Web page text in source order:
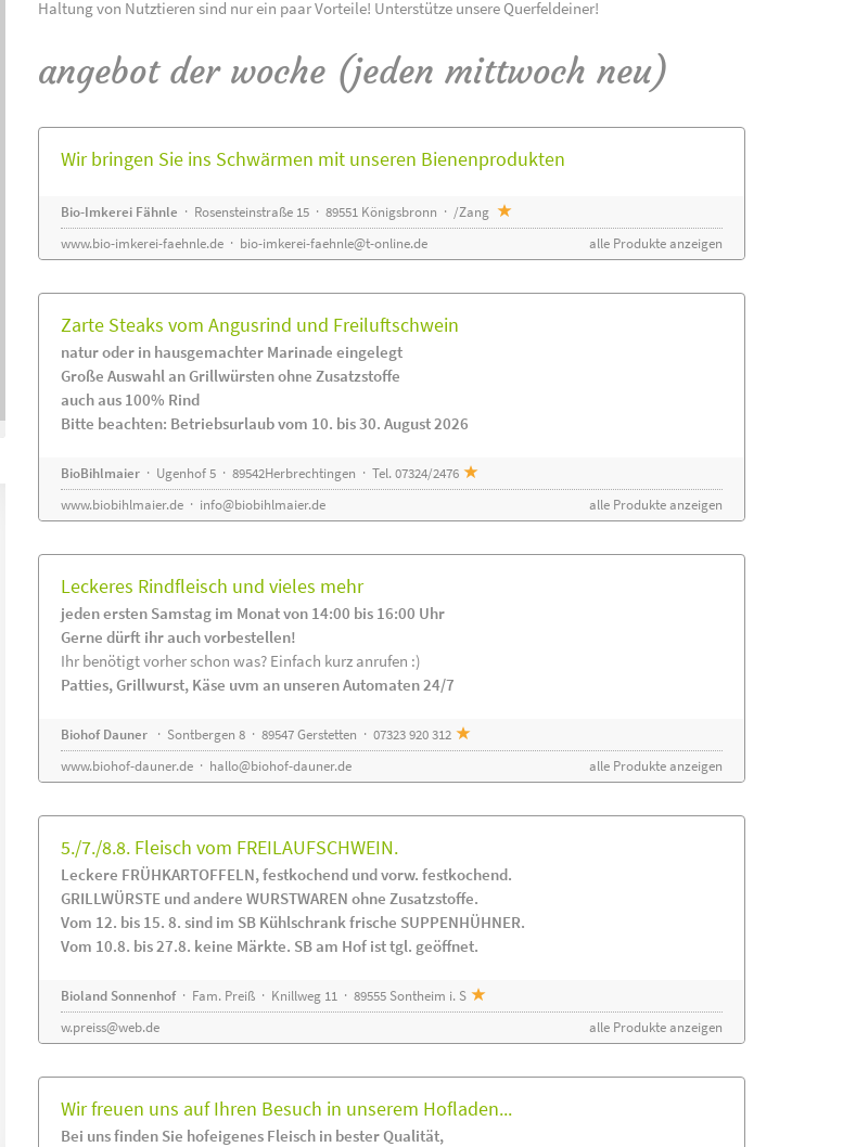
Haltung von Nutztieren sind nur ein paar Vorteile! Unterstütze unsere Querfeldeiner!
angebot der woche (jeden mittwoch neu)
Wir bringen Sie ins Schwärmen mit unseren Bienenprodukten
Bio-Imkerei Fähnle · Rosensteinstraße 15 · 89551 Königsbronn · /Zang
www.bio-imkerei-faehnle.de· bio-imkerei-faehnle@t-online.de alle Produkte anzeigen
Zarte Steaks vom Angusrind und Freiluftschwein
natur oder in hausgemachter Marinade eingelegt
Große Auswahl an Grillwürsten ohne Zusatzstoffe
auch aus 100% Rind
Bitte beachten: Betriebsurlaub vom 10. bis 30. August 2026
BioBihlmaier· Ugenhof 5 · 89542Herbrechtingen · Tel. 07324/2476
www.biobihlmaier.de· info@biobihlmaier.de alle Produkte anzeigen
Leckeres Rindfleisch und vieles mehr
jeden ersten Samstag im Monat von 14:00 bis 16:00 Uhr
Gerne dürft ihr auch vorbestellen!
Ihr benötigt vorher schon was? Einfach kurz anrufen :)
Patties, Grillwurst, Käse uvm an unseren Automaten 24/7
Biohof Dauner · Sontbergen 8 · 89547 Gerstetten · 07323 920 312
www.biohof-dauner.de· hallo@biohof-dauner.de alle Produkte anzeigen
5./7./8.8. Fleisch vom FREILAUFSCHWEIN.
Leckere FRÜHKARTOFFELN, festkochend und vorw. festkochend.
GRILLWÜRSTE und andere WURSTWAREN ohne Zusatzstoffe.
Vom 12. bis 15. 8. sind im SB Kühlschrank frische SUPPENHÜHNER.
Vom 10.8. bis 27.8. keine Märkte. SB am Hof ist tgl. geöffnet.
Bioland Sonnenhof· Fam. Preiß · Knillweg 11 · 89555 Sontheim i. S
w.preiss@web.de
alle Produkte anzeigen
Wir freuen uns auf Ihren Besuch in unserem Hofladen...
Bei uns finden Sie hofeigenes Fleisch in bester Qualität,